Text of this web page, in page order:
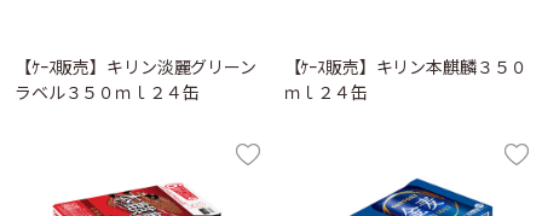
【ｹｰｽ販売】キリン淡麗グリーン
ラベル３５０ｍｌ２４缶
【ｹｰｽ販売】キリン本麒麟３５０
ｍｌ２４缶